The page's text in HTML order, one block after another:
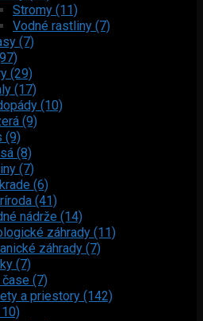
Stromy (11)
Vodné rastliny (7)
(7)
(29)
(17)
(10)
(9)
(9)
(8)
(7)
(6)
(41)
nádrže (14)
záhrady (11)
záhrady (7)
(7)
(7)
a priestory (142)